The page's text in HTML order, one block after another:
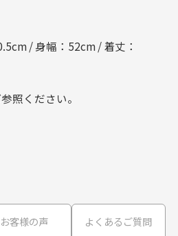
/ 身幅：52cm / 着丈：
照ください。
お客様の声 よくあるご質問